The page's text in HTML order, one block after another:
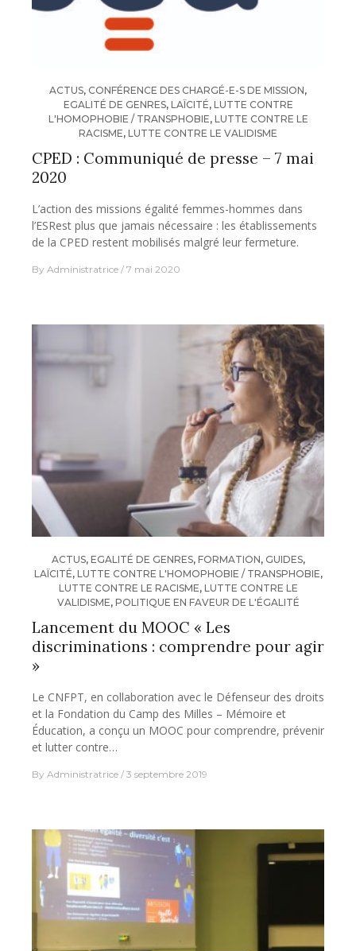
ACTUS, CONFÉRENCE DES CHARGÉ-E-S DE MISSION,
EGALITÉ DE GENRES, LAÏCITÉ, LUTTE CONTRE
L'HOMOPHOBIE / TRANSPHOBIE, LUTTE CONTRE LE
RACISME, LUTTE CONTRE LE VALIDISME
CPED : Communiqué de presse – 7 mai
2020
L’action des missions égalité femmes-hommes dans
l’ESRest plus que jamais nécessaire : les établissements
de la CPED restent mobilisés malgré leur fermeture.
By Administratrice 7 mai 2020
ACTUS, EGALITÉ DE GENRES, FORMATION, GUIDES,
LAÏCITÉ, LUTTE CONTRE L'HOMOPHOBIE / TRANSPHOBIE,
LUTTE CONTRE LE RACISME, LUTTE CONTRE LE
VALIDISME, POLITIQUE EN FAVEUR DE L'ÉGALITÉ
Lancement du MOOC « Les
discriminations : comprendre pour agir
»
Le CNFPT, en collaboration avec le Défenseur des droits
et la Fondation du Camp des Milles – Mémoire et
Éducation, a conçu un MOOC pour comprendre, prévenir
et lutter contre…
By Administratrice 3 septembre 2019